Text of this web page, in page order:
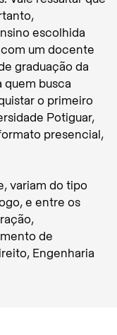
escolhida
um docente
graduação da
quem busca
o primeiro
Potiguar,
presencial,
variam do tipo
e entre os
de
Engenharia